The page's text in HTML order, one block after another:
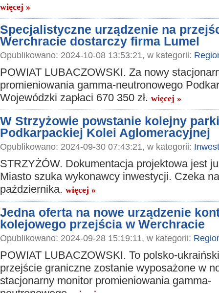
więcej »
Specjalistyczne urządzenie na
Werchracie dostarczy firma Lumel
Opublikowano: 2024-10-08 13:53:21, w kategorii:
POWIAT LUBACZOWSKI. Za nowy
promieniowania gamma-neutronowego
Wojewódzki zapłaci 670 350 zł. więcej »
W Strzyżowie powstanie kolejny
Podkarpackiej Kolei Aglomeracyjnej
Opublikowano: 2024-09-30 07:43:21, w kategorii:
STRZYŻÓW. Dokumentacja projektowa jest
Miasto szuka wykonawcy inwestycji. Czeka
października. więcej »
Jedna oferta na nowe urządzenie
kolejowego przejścia w Werchracie
Opublikowano: 2024-09-28 15:19:11, w kategorii:
POWIAT LUBACZOWSKI. To polsko-
przejście graniczne zostanie wyposażone w
stacjonarny monitor promieniowania gamma-